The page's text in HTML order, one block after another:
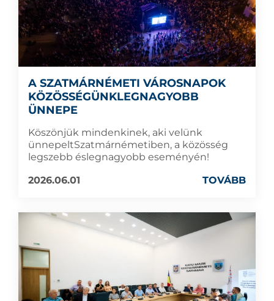
A SZATMÁRNÉMETI VÁROSNAPOK
KÖZÖSSÉGÜNKLEGNAGYOBB
ÜNNEPE
Köszönjük mindenkinek, aki velünk
ünnepeltSzatmárnémetiben, a közösség
legszebb éslegnagyobb eseményén!
2026.06.01
TOVÁBB